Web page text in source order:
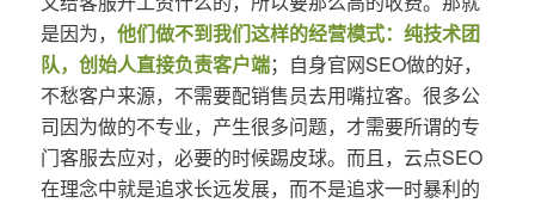
是因为， 他们做不到我们这样的经营模式：纯技术团
队，创始人直接负责客户端；自身官网SEO做的好，
不愁客户来源，不需要配销售员去用嘴拉客。很多公
司因为做的不专业，产生很多问题，才需要所谓的专
门客服去应对，必要的时候踢皮球。而且，云点SEO
在理念中就是追求长远发展，而不是追求一时暴利的